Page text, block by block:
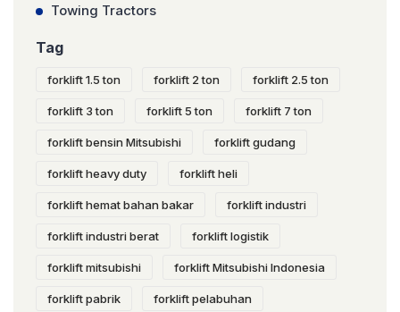
Towing Tractors
Tag
forklift 1.5 ton forklift 2 ton forklift 2.5 ton
forklift 3 ton forklift 5 ton forklift 7 ton
forklift bensin Mitsubishi forklift gudang
forklift heavy duty forklift heli
forklift hemat bahan bakar forklift industri
forklift industri berat forklift logistik
forklift mitsubishi forklift Mitsubishi Indonesia
forklift pabrik forklift pelabuhan